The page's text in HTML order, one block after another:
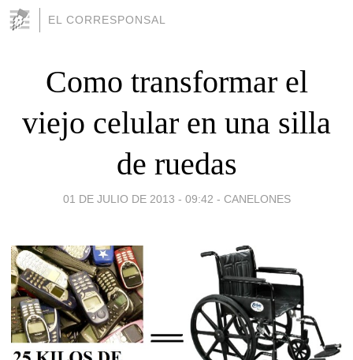
EL CORRESPONSAL
Como transformar el
viejo celular en una silla
de ruedas
01 DE JULIO DE 2013 - 09:42 - CANELONES